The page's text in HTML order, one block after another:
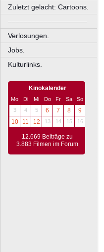
Zuletzt gelacht: Cartoons.
––––––––––––––––––––
Verlosungen.
Jobs.
Kulturlinks.
Kinokalender
Mo Di Mi Do Fr Sa
So
3
4 5 6 7 8
9
10
11 12 13 14 15 16
12.669 Beiträge zu
3.883 Filmen im Forum